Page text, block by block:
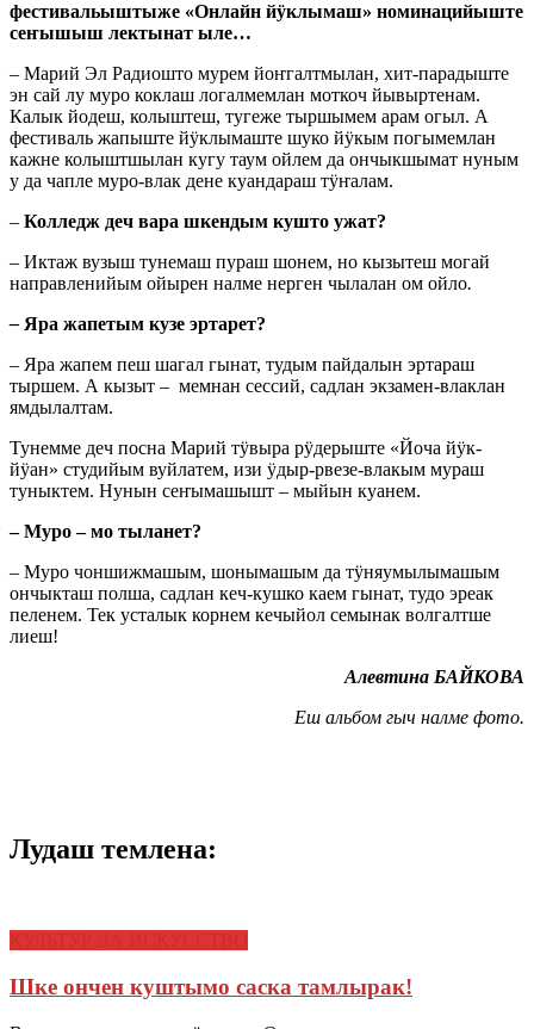
фестивальыштыже «Онлайн йӱклымаш» номинацийыште
сеҥышыш лектынат ыле…
– Марий Эл Радиошто мурем йоҥгалтмылан, хит-парадыште
эн сай лу муро коклаш логалмемлан моткоч йывыртенам.
Калык йодеш, колыштеш, тугеже тыршымем арам огыл. А
фестиваль жапыште йӱклымаште шуко йӱкым погымемлан
кажне колыштшылан кугу таум ойлем да ончыкшымат нуным
у да чапле муро-влак дене куандараш тӱҥалам.
– Колледж деч вара шкендым кушто ужат?
– Иктаж вузыш тунемаш пураш шонем, но кызытеш могай
направленийым ойырен налме нерген чылалан ом ойло.
– Яра жапетым кузе эртарет?
– Яра жапем пеш шагал гынат, тудым пайдалын эртараш
тыршем. А кызыт – мемнан сессий, садлан экзамен-влаклан
ямдылалтам.
Тунемме деч посна Марий тӱвыра рӱдерыште «Йоча йӱк-
йӱан» студийым вуйлатем, изи ӱдыр-рвезе-влакым мураш
туныктем. Нунын сеҥымашышт – мыйын куанем.
– Муро – мо тыланет?
– Муро чоншижмашым, шонымашым да тӱняумылымашым
ончыкташ полша, садлан кеч-кушко каем гынат, тудо эреак
пеленем. Тек усталык корнем кечыйол семынак волгалтше
лиеш!
Алевтина БАЙКОВА
Еш альбом гыч налме фото.
Лудаш темлена:
Шке ончен куштымо саска тамлырак!